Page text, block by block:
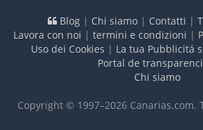
Blog| Chi siamo| Contatti |
Lavora con noi | termini e condizioni |
Uso dei Cookies | La tua Pubblicitá
Portal de
Chi siamo
Copyright © 1997–2026